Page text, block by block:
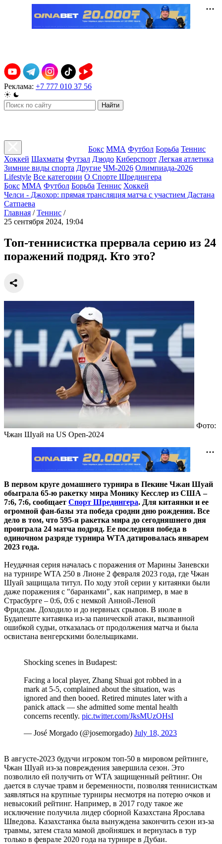
Реклама: +7 777 010 37 56
Найти
Бокс ММА Футбол Борьба Теннис
Хоккей Шахматы Футзал Дзюдо Киберспорт Легкая атлетика
Зимние виды спорта Другие ЧМ-2026 Олимпиада-2026
Lifestyle Все категории О Спорте Шредингера
Бокс ММА Футбол Борьба Теннис Хоккей
Челси - Джохор: прямая трансляция матча с участием Дастана
Сатпаева
Главная / Теннис /
25 сентября 2024, 19:04
Топ-теннисистка прервала серию из 24
поражений подряд. Кто это?
Фото:
Чжан Шуай на US Open-2024
В первом круге домашнего турнира в Пекине Чжан Шуай
обыграла 65-ю ракетку мира Монику Кесслер из США –
7:6, 7:6, сообщает Спорт Шредингера. Для китаянки и ее
огромной фан-базы эта победа сродни дню рождения. Все
дело в том, что 595-я ракетка мира до сегодняшнего дня
проиграла 24 матча подряд. Ее последняя победа в
одиночном разряде турнира WTA датировалась январем
2023 года.
Неудачная серия началась с поражения от Марины Заневски
на турнире WTA 250 в Лионе 2 февраля 2023 года, где Чжан
Шуай защищала титул. По ходу этой серии у китаянки были
даже поражения с "баранками", как например, в мае в
Страсбурге – 0:6, 0:6 с немкой Анной-Леной
Фридсам. Доходило и до нервных срывов. В июле в
Будапеште китаянка из-за панической атаки, вызванной
ошибкой судьи, отказалась от продолжения матча и была
освистана венгерскими болельщиками.
Shocking scenes in Budapest:
Facing a local player, Zhang Shuai got robbed in a
mark at 5-5, complained about the situation, was
ignored and then booed. Retired minutes later with a
panick attack — she admitted some mental health
concerns recently. pic.twitter.com/JksMUzOHsI
— José Morgado (@josemorgado) July 18, 2023
В августе-2023 будучи игроком топ-50 в мировом рейтинге,
Чжан Шуай из-за повреждения завершила сезон. Это
позволило ей получить от WTA защищенный рейтинг. Он
дается в случае травм и беременности, позволяя теннисисткам
заявляться на крупные турниры несмотря на потерю очков и
невысокий рейтинг. Например, в 2017 году такое же
исключение получила лидер сборной Казахстана Ярослава
Шведова. Казахстанка была вынуждена закончить сезон из-за
травмы, затем стала мамой двойняшек и вернулась в тур
только в феврале 2020 года на турнире в Дубаи.